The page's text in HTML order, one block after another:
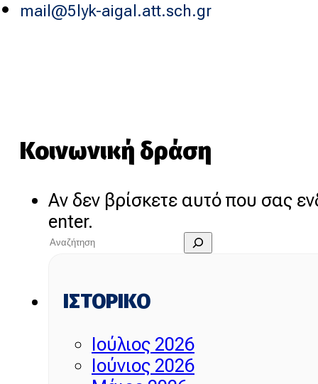
mail@5lyk-aigal.att.sch.gr
Κοινωνική δράση
Αν δεν βρίσκετε αυτό που σας
enter.
ΙΣΤΟΡΙΚΌ
Ιούλιος 2026
Ιούνιος 2026